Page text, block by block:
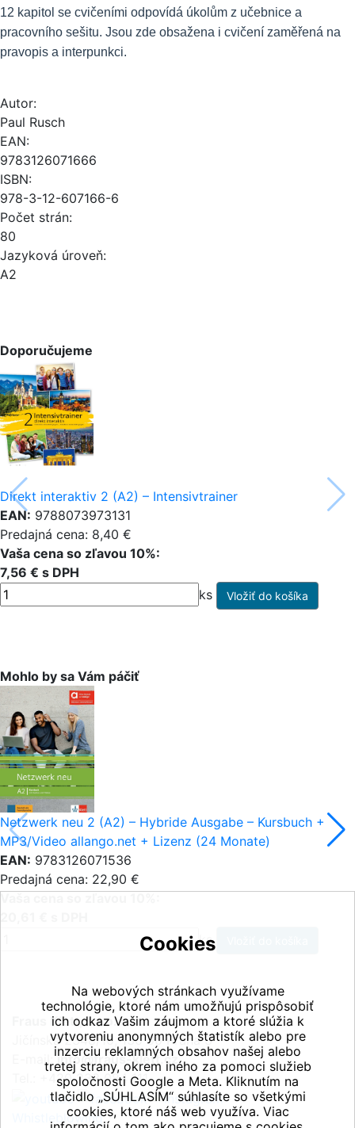
12 kapitol se cvičeními odpovídá úkolům z učebnice a
pracovního sešitu. Jsou zde obsažena i cvičení zaměřená na
pravopis a interpunkci.
Autor:
Paul Rusch
EAN:
9783126071666
ISBN:
978-3-12-607166-6
Počet strán:
80
Jazyková úroveň:
A2
Doporučujeme
Direkt interaktiv 2 (A2) – Intensivtrainer
EAN: 9788073973131
Predajná cena: 8,40 €
Vaša cena so zľavou 10%:
7,56 € s DPH
ks
Mohlo by sa Vám páčiť
Netzwerk neu 2 (A2) – Hybride Ausgabe – Kursbuch +
MP3/Video allango.net + Lizenz (24 Monate)
EAN: 9783126071536
Predajná cena: 22,90 €
ks
Fraus Klett, s.r.o.
Jičínská 2348/10, 130 00 Praha 3
E-mail:info@fraus-klett.cz
Tel.: +420 233 084 111
Whistleblowing
Cookies
Na webových stránkach využívame
technológie, ktoré nám umožňujú prispôsobiť
ich odkaz Vašim záujmom a ktoré slúžia k
vytvoreniu anonymných štatistík alebo pre
inzerciu reklamných obsahov našej alebo
tretej strany, okrem iného za pomoci služieb
spoločnosti Google a Meta. Kliknutím na
tlačidlo „SÚHLASÍM“ súhlasíte so všetkými
cookies, ktoré náš web využíva. Viac